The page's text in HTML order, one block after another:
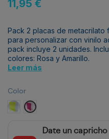
11,95 €
Pack 2 placas de metacrilato
para personalizar con vinilo
pack incluye 2 unidades.
colores: Rosa y Amarillo.
Leer más
Color
Amarillo Fluor
Rosa Fluor
Date un capricho